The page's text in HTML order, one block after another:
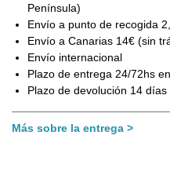
Península)
Envío a punto de recogida
Envío a Canarias 14€ (sin
Envío internacional
Plazo de entrega 24/72hs
Plazo de devolución 14 días
Más sobre la entrega